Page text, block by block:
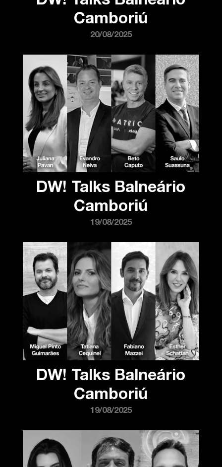
Camboriú
20/08/2025
DW! Talks Balneário
Camboriú
19/08/2025
DW! Talks Balneário
Camboriú
19/08/2025